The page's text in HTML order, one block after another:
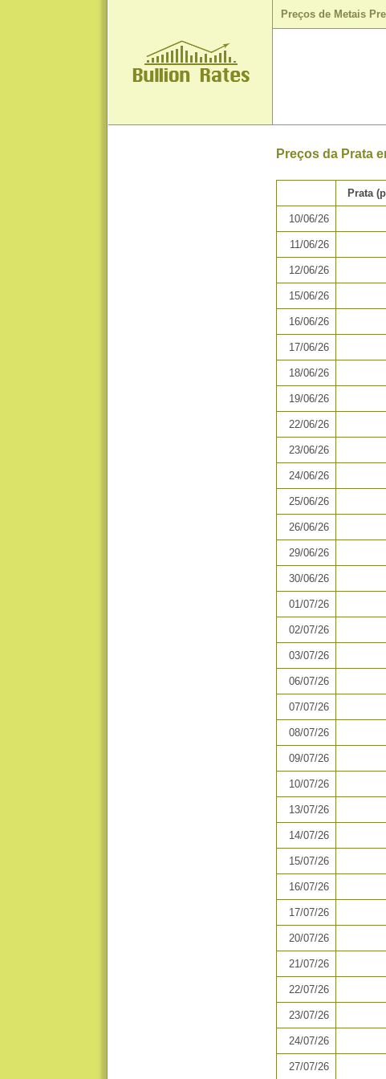
Preços de Metais
Preços da Prata
Prata
10/06/26
11/06/26
12/06/26
15/06/26
16/06/26
17/06/26
18/06/26
19/06/26
22/06/26
23/06/26
24/06/26
25/06/26
26/06/26
29/06/26
30/06/26
01/07/26
02/07/26
03/07/26
06/07/26
07/07/26
08/07/26
09/07/26
10/07/26
13/07/26
14/07/26
15/07/26
16/07/26
17/07/26
20/07/26
21/07/26
22/07/26
23/07/26
24/07/26
27/07/26